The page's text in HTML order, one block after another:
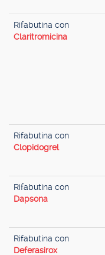
Rifabutina con
Claritromicina
Rifabutina con
Clopidogrel
Rifabutina con
Dapsona
Rifabutina con
Deferasirox